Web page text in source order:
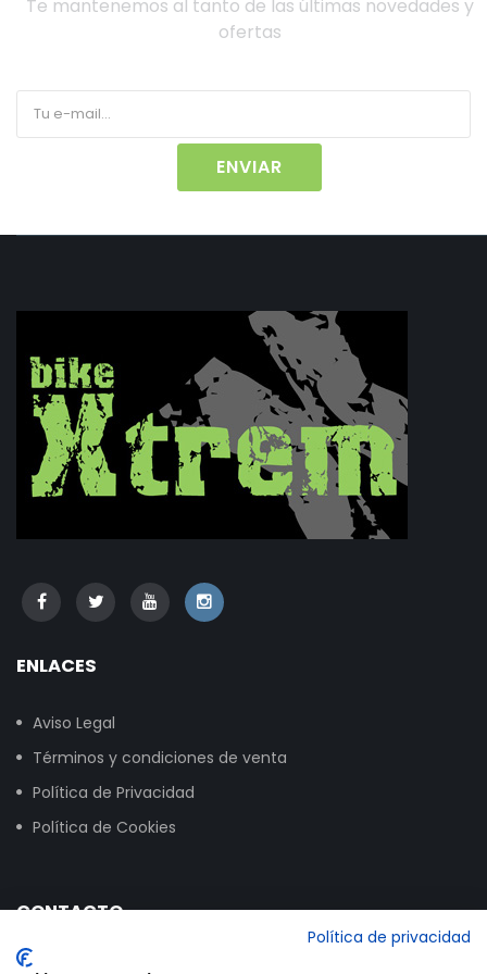
Te mantenemos al tanto de las últimas novedades y
ofertas
ENVIAR
ENLACES
Aviso Legal
Términos y condiciones de venta
Política de Privacidad
Política de Cookies
CONTACTO
Calle Vitoria, 258, NAVE 16, 09007 Burgos
Política de privacidad